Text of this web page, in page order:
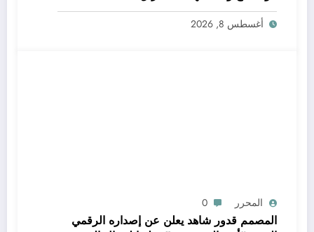
أغسطس 8, 2026
المحرر 0
المصمم قدور شاهد يعلن عن إصداره الرقمي